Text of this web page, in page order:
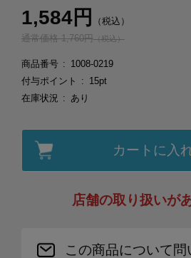
1,584円
（税込）
通常価格 1,760円（税込）
商品番号
1008-0219
付与ポイント
15pt
在庫状況
あり
カートに入
店舗の取り扱いが
この商品について問